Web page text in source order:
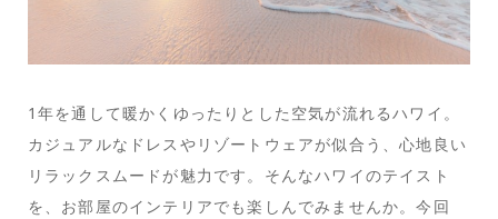
1年を通して暖かくゆったりとした空気が流れるハワイ。
カジュアルなドレスやリゾートウェアが似合う、心地良い
リラックスムードが魅力です。そんなハワイのテイスト
を、お部屋のインテリアでも楽しんでみませんか。今回